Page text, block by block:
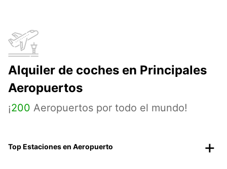
Alquiler de coches en Principales
Aeropuertos
¡200 Aeropuertos por todo el mundo!
Top Estaciones en Aeropuerto